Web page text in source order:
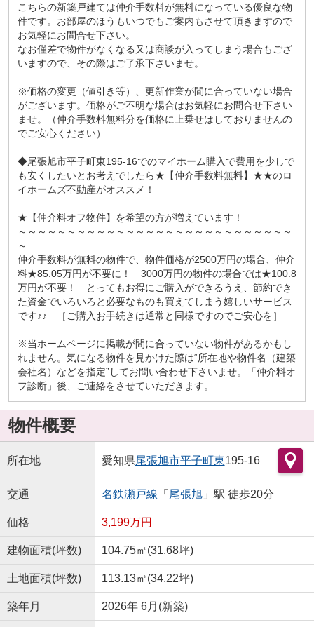
こちらの新築戸建ては仲介手数料が無料になっている優良な物
件です。お部屋のほうもいつでもご案内もさせて頂きますので
お気軽にお問合せ下さい。
なお僅差で物件がなくなる又は商談が入ってしまう場合もござ
いますので、その際はご了承下さいませ。
※価格の変更（値引き等）、更新作業が間に合っていない場合
がございます。価格がご不明な場合はお気軽にお問合せ下さい
ませ。（仲介手数料無料分を価格に上乗せはしておりませんの
でご安心ください）
◆尾張旭市平子町東195-16でのマイホーム購入で費用を少しで
も安くしたいとお考えでしたら★【仲介手数料無料】★★のロ
イホームズ不動産がオススメ！
★【仲介料オフ物件】を希望の方が増えています！
～～～～～～～～～～～～～～～～～～～～～～～～～～～～
～
仲介手数料が無料の物件で、物件価格が2500万円の場合、仲介
料★85.05万円が不要に！ 3000万円の物件の場合では★100.8
万円が不要！ とってもお得にご購入ができるうえ、節約でき
た資金でいろいろと必要なものも買えてしまう嬉しいサービス
です♪♪ ［ご購入お手続きは通常と同様ですのでご安心を］
※当ホームページに掲載が間に合っていない物件があるかもし
れません。気になる物件を見かけた際は“所在地や物件名（建築
会社名）などを指定”してお問い合わせ下さいませ。「仲介料オ
フ診断」後、ご連絡をさせていただきます。
物件概要
所在地 愛知県尾張旭市平子町東195-16
交通 名鉄瀬戸線 「 尾張旭」駅 徒歩20分
価格 3,199万円
建物面積(坪数) 104.75㎡(31.68坪)
土地面積(坪数) 113.13㎡(34.22坪)
築年月 2026年 6月(新築)